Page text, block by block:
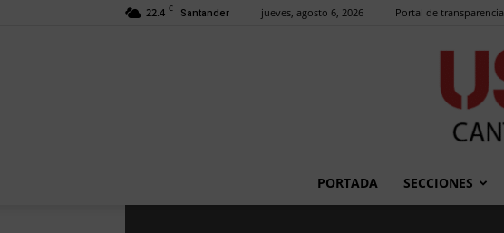
22.4 C Santander jueves, agosto 6, 2026 Portal de transparencia
PORTADA SECCIONES